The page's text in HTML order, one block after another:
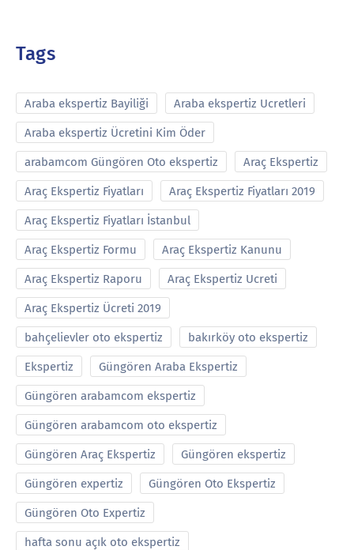
Tags
Araba ekspertiz Bayiliği Araba ekspertiz Ucretleri
Araba ekspertiz Ücretini Kim Öder
arabamcom Güngören Oto ekspertiz Araç Ekspertiz
Araç Ekspertiz Fiyatları Araç Ekspertiz Fiyatları 2019
Araç Ekspertiz Fiyatları İstanbul
Araç Ekspertiz Formu Araç Ekspertiz Kanunu
Araç Ekspertiz Raporu Araç Ekspertiz Ucreti
Araç Ekspertiz Ücreti 2019
bahçelievler oto ekspertiz bakırköy oto ekspertiz
Ekspertiz Güngören Araba Ekspertiz
Güngören arabamcom ekspertiz
Güngören arabamcom oto ekspertiz
Güngören Araç Ekspertiz Güngören ekspertiz
Güngören expertiz Güngören Oto Ekspertiz
Güngören Oto Expertiz
hafta sonu açık oto ekspertiz